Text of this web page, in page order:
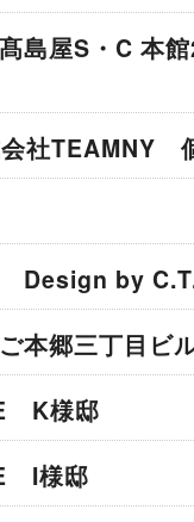
島屋S・C 本
社TEAMNY
Design by
本郷三丁目ビ
K様邸
I様邸